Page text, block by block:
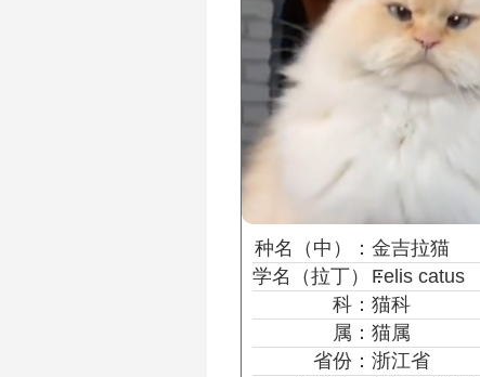
种名 （中） ： 金吉拉猫
学名
（拉丁） ：
Felis catus
科： 猫科
属： 猫属
省份： 浙江省